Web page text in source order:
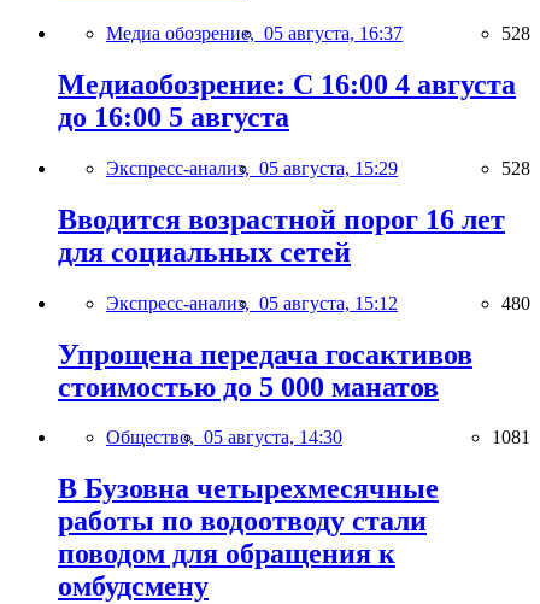
Медиа обозрение, 05 августа, 16:37 528
Медиаобозрение: С 16:00 4 августа
до 16:00 5 августа
Экспресс-анализ, 05 августа, 15:29 528
Вводится возрастной порог 16 лет
для социальных сетей
Экспресс-анализ, 05 августа, 15:12 480
Упрощена передача госактивов
стоимостью до 5 000 манатов
Общество, 05 августа, 14:30 1081
В Бузовна четырехмесячные
работы по водоотводу стали
поводом для обращения к
омбудсмену